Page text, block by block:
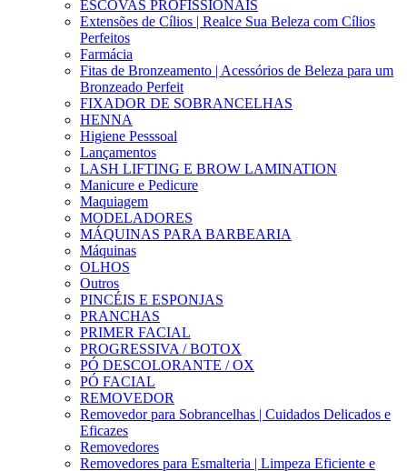
ESCOVAS PROFISSIONAIS
Extensões de Cílios | Realce Sua Beleza com Cílios
Perfeitos
Farmácia
Fitas de Bronzeamento | Acessórios de Beleza para um
Bronzeado Perfeit
FIXADOR DE SOBRANCELHAS
HENNA
Higiene Pesssoal
Lançamentos
LASH LIFTING E BROW LAMINATION
Manicure e Pedicure
Maquiagem
MODELADORES
MÁQUINAS PARA BARBEARIA
Máquinas
OLHOS
Outros
PINCÉIS E ESPONJAS
PRANCHAS
PRIMER FACIAL
PROGRESSIVA / BOTOX
PÓ DESCOLORANTE / OX
PÓ FACIAL
REMOVEDOR
Removedor para Sobrancelhas | Cuidados Delicados e
Eficazes
Removedores
Removedores para Esmalteria | Limpeza Eficiente e